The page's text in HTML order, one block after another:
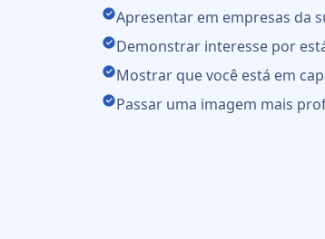
Apresentar em empresas da
Demonstrar interesse por
Mostrar que você está em
Passar uma imagem mais